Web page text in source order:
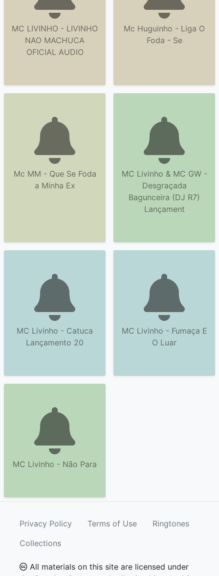
MC LIVINHO - LIVINHO
NAO MACHUCA
OFICIAL AUDIO
Mc Huguinho - Liga O
Foda - Se
Mc MM - Que Se Foda
a Minha Ex
MC Livinho & MC GW -
Desgraçada
Bagunceira (DJ R7)
Lançament
MC Livinho - Catuca
Lançamento 20
MC Livinho - Fumaça E
O Luar
MC Livinho - Não Para
Privacy Policy Terms of Use
Ringtones
Collections
All materials on this site are licensed under